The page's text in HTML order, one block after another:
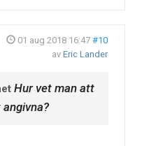
01 aug 2018 16:47 #10
av Eric Lander
Hur vet man att